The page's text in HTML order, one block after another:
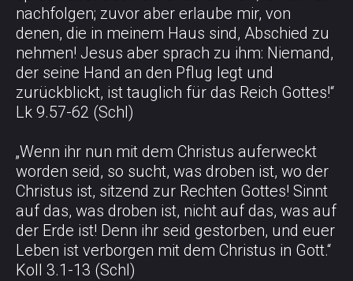
nachfolgen; zuvor aber erlaube mir, von
denen, die in meinem Haus sind, Abschied zu
nehmen! Jesus aber sprach zu ihm: Niemand,
der seine Hand an den Pflug legt und
zurückblickt, ist tauglich für das Reich Gottes!“
Lk 9.57-62 (Schl)
„Wenn ihr nun mit dem Christus auferweckt
worden seid, so sucht, was droben ist, wo der
Christus ist, sitzend zur Rechten Gottes! Sinnt
auf das, was droben ist, nicht auf das, was auf
der Erde ist! Denn ihr seid gestorben, und euer
Leben ist verborgen mit dem Christus in Gott.“
Koll 3.1-13 (Schl)